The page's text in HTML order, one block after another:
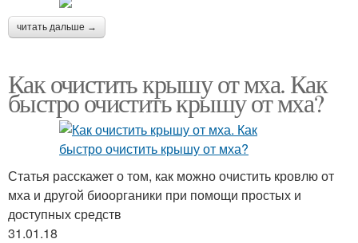
читать дальше →
Как очистить крышу от мха. Как
быстро очистить крышу от мха?
Статья расскажет о том, как можно очистить кровлю от
мха и другой биоорганики при помощи простых и
доступных средств
31.01.18